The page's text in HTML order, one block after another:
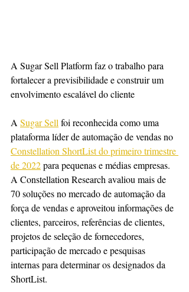
A Sugar Sell Platform faz o trabalho para
fortalecer a previsibilidade e construir um
envolvimento escalável do cliente
A Sugar Sell foi reconhecida como uma
plataforma líder de automação de vendas no
Constellation ShortList do primeiro trimestre
de 2022 para pequenas e médias empresas.
A Constellation Research avaliou mais de
70 soluções no mercado de automação da
força de vendas e aproveitou informações de
clientes, parceiros, referências de clientes,
projetos de seleção de fornecedores,
participação de mercado e pesquisas
internas para determinar os designados da
ShortList.